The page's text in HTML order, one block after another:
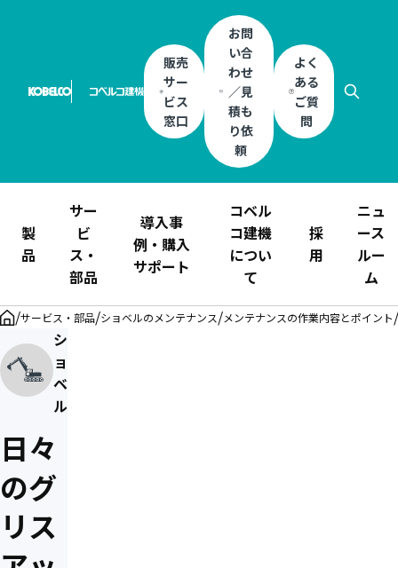
販売
サー
ビス
窓口
お問
い合
わせ
／見
積も
り依
頼
よく
ある
ご質
問
製
品
サー
ビ
ス・
部品
導入事
例・購入
サポート
コベル
コ建機
につい
て
採
用
ニュ
ース
ルー
ム
/サービス・部品/ショベルのメンテナンス/メンテナンスの作業内容とポイント/
シ
ョ
ベ
ル
日々
のグ
リス